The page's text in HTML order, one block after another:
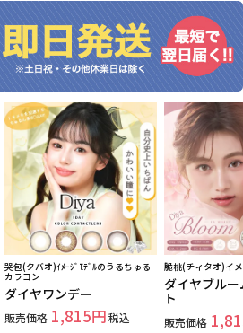
哭包(クバオ)ｲﾒｰｼﾞﾓﾃﾞﾙのうるちゅる
カラコン
ダイヤワンデー
販売価格 1,815 税込
脆桃(チィタオ)イ
ダイヤブル
ト
販売価格